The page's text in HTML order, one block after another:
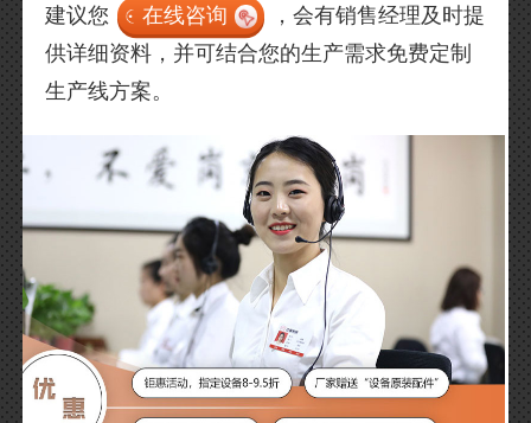
建议您
在线咨询
，会有销售经理及时提
供详细资料，并可结合您的生产需求免费定制
生产线方案。